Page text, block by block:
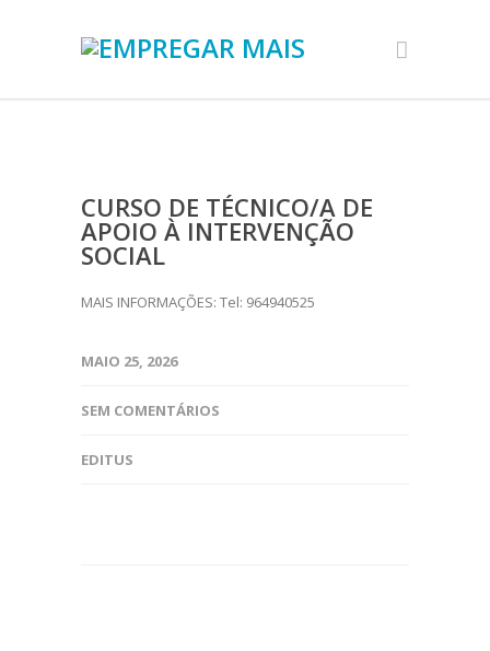
CURSO DE TÉCNICO/A DE
APOIO À INTERVENÇÃO
SOCIAL
MAIS INFORMAÇÕES: Tel: 964940525
MAIO 25, 2026
SEM COMENTÁRIOS
EDITUS